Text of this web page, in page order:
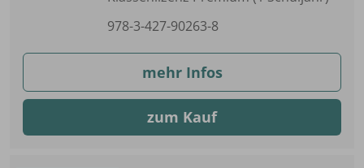
978-3-427-90263-8
mehr Infos
zum Kauf